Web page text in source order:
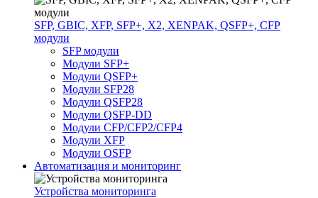
SFP, GBIC, XFP, SFP+, X2, XENPAK, QSFP+, CFP
модули
SFP модули
Модули SFP+
Модули QSFP+
Модули SFP28
Модули QSFP28
Модули QSFP-DD
Модули CFP/CFP2/CFP4
Модули XFP
Модули OSFP
Автоматизация и мониторинг
Устройства мониторинга